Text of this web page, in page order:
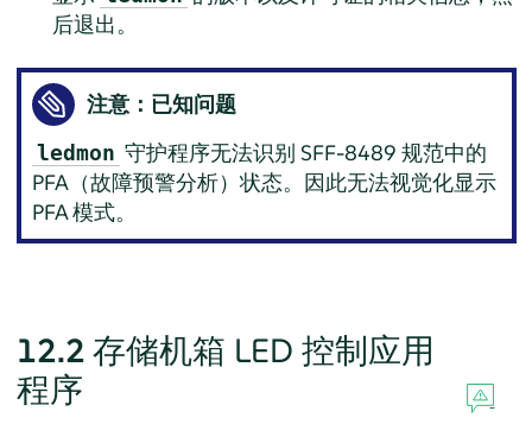
后退出。
注意：已知问题
ledmon 守护程序无法识别 SFF-8489 规范中的
PFA（故障预警分析）状态。因此无法视觉化显示
PFA 模式。
12.2 存储机箱 LED 控制应用
程序